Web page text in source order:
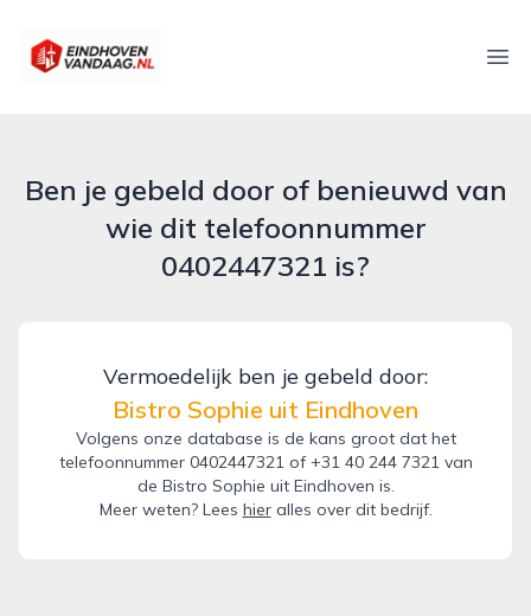
eindhovenvandaag.nl
Ben je gebeld door of benieuwd van
wie dit telefoonnummer
0402447321 is?
Vermoedelijk ben je gebeld door:
Bistro Sophie uit Eindhoven
Volgens onze database is de kans groot dat het
telefoonnummer 0402447321 of +31 40 244 7321 van
de Bistro Sophie uit Eindhoven is.
Meer weten? Lees hieralles over dit bedrijf.